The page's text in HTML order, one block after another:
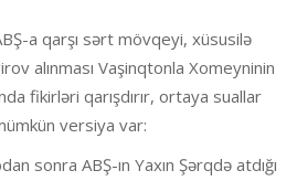
a qarşı sərt mövqeyi, xüsusilə
alınması Vaşinqtonla Xomeyninin
fikirləri qarışdırır, ortaya suallar
versiya var:
sonra ABŞ-ın Yaxın Şərqdə atdığı